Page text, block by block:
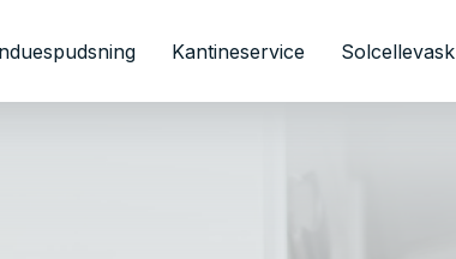
Kantineservice Solcellevask